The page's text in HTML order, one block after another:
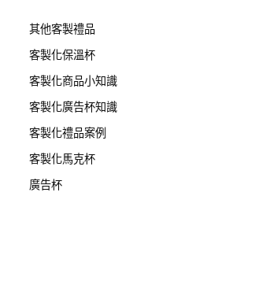
其他客製禮品
客製化保溫杯
客製化商品小知識
客製化廣告杯知識
客製化禮品案例
客製化馬克杯
廣告杯